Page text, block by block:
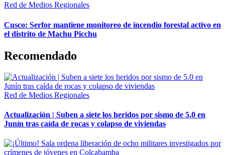
Red de Medios Regionales
Cusco: Serfor mantiene monitoreo de incendio forestal activo en
el distrito de Machu Picchu
Recomendado
Red de Medios Regionales
Actualización | Suben a siete los heridos por sismo de 5.0 en
Junín tras caída de rocas y colapso de viviendas